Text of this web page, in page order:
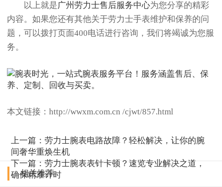
以上就是广州劳力士售后服务中心为您分享的精彩
内容。如果您还有其他关于劳力士手表维护和保养的问
题，可以拨打页面400电话进行咨询，我们将竭诚为您服
务。
本文链接：http://wwxm.com.cn /cjwt/857.html
上一篇：劳力士腕表电路故障？轻松解决，让你的腕
间奢华重焕生机
下一篇：劳力士腕表表针卡顿？速览专业解决之道，
确保精准计时
相关推荐